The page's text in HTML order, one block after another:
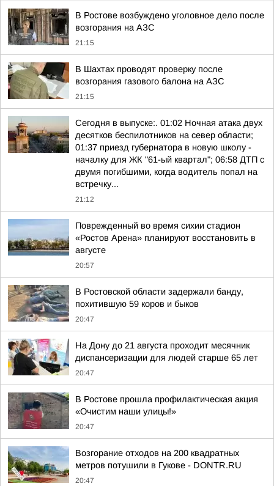
В Ростове возбуждено уголовное дело после
возгорания на АЗС
21:15
В Шахтах проводят проверку после
возгорания газового балона на АЗС
21:15
Сегодня в выпуске:. 01:02 Ночная атака двух
десятков беспилотников на север области;
01:37 приезд губернатора в новую школу -
началку для ЖК "61-ый квартал"; 06:58 ДТП с
двумя погибшими, когда водитель попал на
встречку...
21:12
Поврежденный во время сихии стадион
«Ростов Арена» планируют восстановить в
августе
20:57
В Ростовской области задержали банду,
похитившую 59 коров и быков
20:47
На Дону до 21 августа проходит месячник
диспансеризации для людей старше 65 лет
20:47
В Ростове прошла профилактическая акция
«Очистим наши улицы!»
20:47
Возгорание отходов на 200 квадратных
метров потушили в Гукове - DONTR.RU
20:47